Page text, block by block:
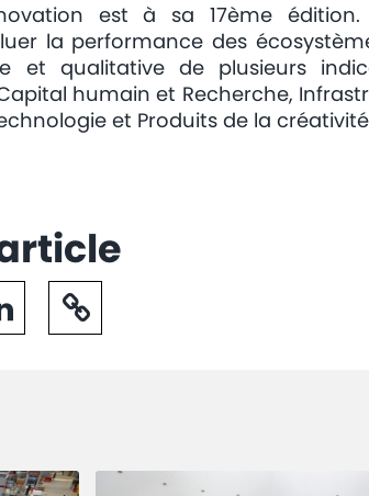
est à sa 17ème
la performance des
et qualitative de plusieurs
humain et Recherche,
et Produits de la